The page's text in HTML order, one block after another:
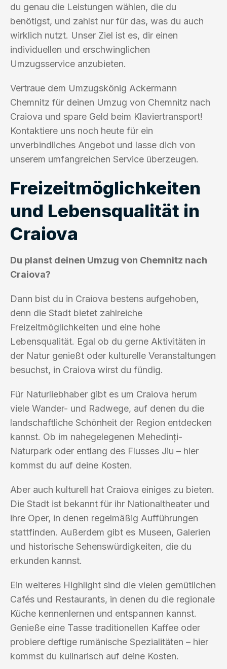
du genau die Leistungen wählen, die du
benötigst, und zahlst nur für das, was du auch
wirklich nutzt. Unser Ziel ist es, dir einen
individuellen und erschwinglichen
Umzugsservice anzubieten.
Vertraue dem Umzugskönig Ackermann
Chemnitz für deinen Umzug von Chemnitz nach
Craiova und spare Geld beim Klaviertransport!
Kontaktiere uns noch heute für ein
unverbindliches Angebot und lasse dich von
unserem umfangreichen Service überzeugen.
Freizeitmöglichkeiten
und Lebensqualität in
Craiova
Du planst deinen Umzug von Chemnitz nach
Craiova?
Dann bist du in Craiova bestens aufgehoben,
denn die Stadt bietet zahlreiche
Freizeitmöglichkeiten und eine hohe
Lebensqualität. Egal ob du gerne Aktivitäten in
der Natur genießt oder kulturelle Veranstaltungen
besuchst, in Craiova wirst du fündig.
Für Naturliebhaber gibt es um Craiova herum
viele Wander- und Radwege, auf denen du die
landschaftliche Schönheit der Region entdecken
kannst. Ob im nahegelegenen Mehedinți-
Naturpark oder entlang des Flusses Jiu – hier
kommst du auf deine Kosten.
Aber auch kulturell hat Craiova einiges zu bieten.
Die Stadt ist bekannt für ihr Nationaltheater und
ihre Oper, in denen regelmäßig Aufführungen
stattfinden. Außerdem gibt es Museen, Galerien
und historische Sehenswürdigkeiten, die du
erkunden kannst.
Ein weiteres Highlight sind die vielen gemütlichen
Cafés und Restaurants, in denen du die regionale
Küche kennenlernen und entspannen kannst.
Genieße eine Tasse traditionellen Kaffee oder
probiere deftige rumänische Spezialitäten – hier
kommst du kulinarisch auf deine Kosten.